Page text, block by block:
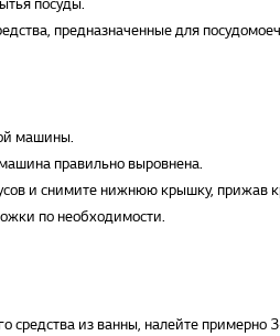
предназначенные для
машины.
правильно выровнена.
и снимите нижнюю крышку, прижав
по необходимости.
средства из ванны, налейте примерно